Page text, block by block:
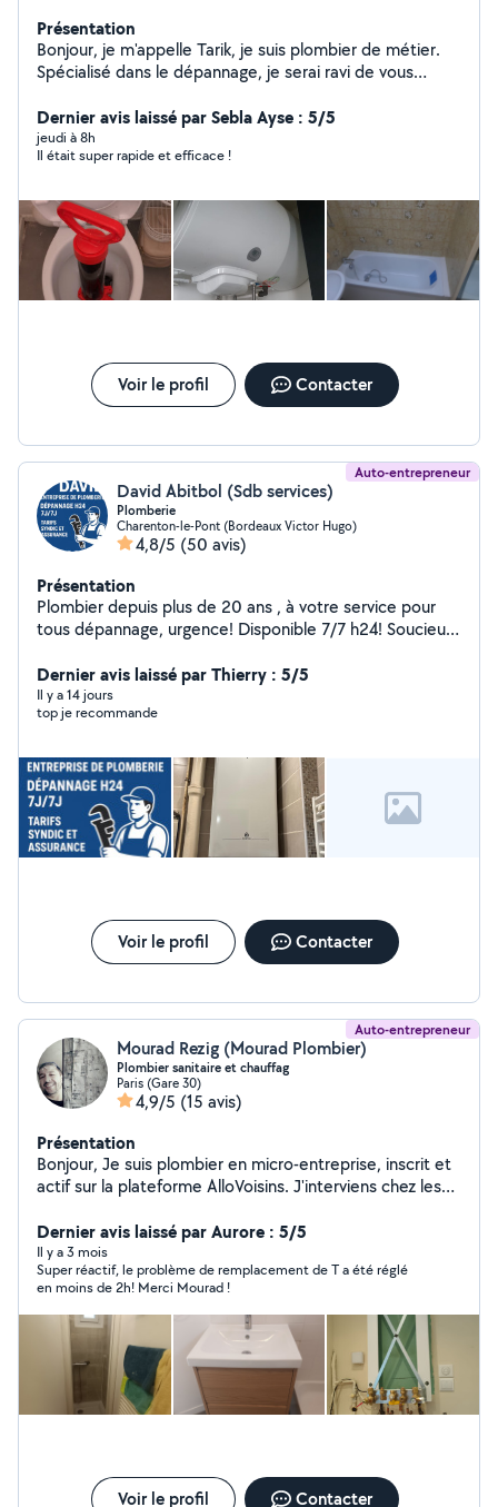
Présentation
Bonjour, je m'appelle Tarik, je suis plombier de métier.
Spécialisé dans le dépannage, je serai ravi de vous
je me déplace rapidement à la demande. N'hésitez pas
à me contacter, devis gratuit.
Dernier avis laissé par Sebla Ayse : 5/5
jeudi à 8h
Il était super rapide et efficace !
Voir le profil Contacter
Auto-entrepreneur
David Abitbol (Sdb services)
Plomberie
Charenton-le-Pont (Bordeaux Victor Hugo)
4,8/5 (50 avis)
Présentation
Plombier depuis plus de 20 ans , à votre service pour
tous dépannage, urgence! Disponible 7/7 h24! Soucieux
absolue. Honnête et professionnel Mes tarifs sont
transparents et plus que correct pour une qualité
irréprochable. Factures et garantie pour tous mes
Dernier avis laissé par Thierry : 5/5
Il y a 14 jours
top je recommande
Voir le profil Contacter
Auto-entrepreneur
Mourad Rezig (Mourad Plombier)
Plombier sanitaire et chauffag
Paris (Gare 30)
4,9/5 (15 avis)
Présentation
Bonjour, Je suis plombier en micro-entreprise, inscrit et
actif sur la plateforme AlloVoisins. J'interviens chez les
plomberie, en neuf comme en rénovation. Recherche et
réparation de fuites Débouchage (WC, évier, douche,
lavabo) Remplacement de robinetterie Installation et
remplacement de chauffe-eau Pose d'équipements
sanitaires (WC,meuble vasque ,douche, évier, baignoire
Rénovation de salle de bain. Travail soigné Devis gratuit
Tarifs transparents. Respects des normes et conseils
personnalisés. Disponible semaine et week-end.
N'hésitez pas à me contacter pour toute demande, je
Dernier avis laissé par Aurore : 5/5
Il y a 3 mois
Super réactif, le problème de remplacement de T a été réglé
en moins de 2h! Merci Mourad !
Voir le profil Contacter